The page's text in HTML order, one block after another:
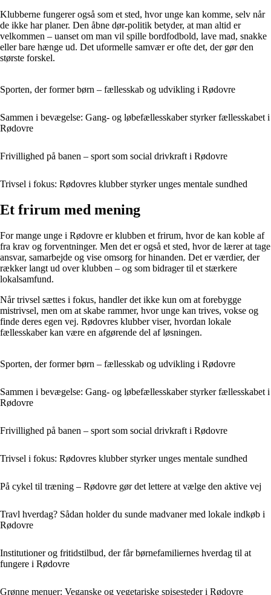
Klubberne fungerer også som et sted, hvor unge kan komme, selv når
de ikke har planer. Den åbne dør-politik betyder, at man altid er
velkommen – uanset om man vil spille bordfodbold, lave mad, snakke
eller bare hænge ud. Det uformelle samvær er ofte det, der gør den
største forskel.
Sporten, der former børn – fællesskab og udvikling i Rødovre
Sammen i bevægelse: Gang- og løbefællesskaber styrker fællesskabet i
Rødovre
Frivillighed på banen – sport som social drivkraft i Rødovre
Trivsel i fokus: Rødovres klubber styrker unges mentale sundhed
Et frirum med mening
For mange unge i Rødovre er klubben et frirum, hvor de kan koble af
fra krav og forventninger. Men det er også et sted, hvor de lærer at tage
ansvar, samarbejde og vise omsorg for hinanden. Det er værdier, der
rækker langt ud over klubben – og som bidrager til et stærkere
lokalsamfund.
Når trivsel sættes i fokus, handler det ikke kun om at forebygge
mistrivsel, men om at skabe rammer, hvor unge kan trives, vokse og
finde deres egen vej. Rødovres klubber viser, hvordan lokale
fællesskaber kan være en afgørende del af løsningen.
Sporten, der former børn – fællesskab og udvikling i Rødovre
Sammen i bevægelse: Gang- og løbefællesskaber styrker fællesskabet i
Rødovre
Frivillighed på banen – sport som social drivkraft i Rødovre
Trivsel i fokus: Rødovres klubber styrker unges mentale sundhed
På cykel til træning – Rødovre gør det lettere at vælge den aktive vej
Travl hverdag? Sådan holder du sunde madvaner med lokale indkøb i
Rødovre
Institutioner og fritidstilbud, der får børnefamiliernes hverdag til at
fungere i Rødovre
Grønne menuer: Veganske og vegetariske spisesteder i Rødovre